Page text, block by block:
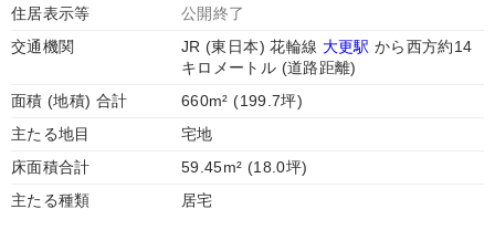
住居表示等
公開終了
交通機関
JR (東日本) 花輪線 大更駅 から西方約14
キロメートル (道路距離)
面積 (地積) 合計
660m² (199.7坪)
主たる地目
宅地
床面積合計
59.45m² (18.0坪)
主たる種類
居宅